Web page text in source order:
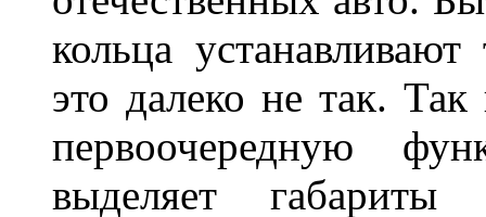
кольца
это далеко не так. Так
первоочередную
выделяет